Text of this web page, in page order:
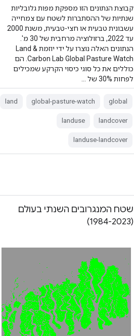
קבוצת הנתונים הזו מספקת מפות גלובליות
שנתיות של ההסתברות לשטח עם צמחייה
עשבונית טבעית או חצי-טבעית, משנת 2000
עד 2022, ברזולוציה מרחבית של 30 מ'.
הנתונים האלה נוצרו על ידי יוזמת Land &
Carbon Lab Global Pasture Watch. הם
כוללים את כל סוגי כיסוי הקרקע שמכילים
לפחות 30% של …
global
global-pasture-watch
land
landcover
landuse
landuse-landcover
שטח המנגרובים השנתי בעולם
(1984-2023)